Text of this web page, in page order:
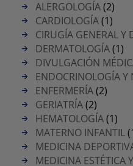
ALERGOLOGÍA(2)
CARDIOLOGÍA(1)
CIRUGÍA GENERAL Y
DERMATOLOGÍA(1)
DIVULGACIÓN
ENDOCRINOLOGÍA Y
ENFERMERÍA(2)
GERIATRÍA(2)
HEMATOLOGÍA(1)
MATERNO INFANTIL
MEDICINA
MEDICINA ESTÉTICA